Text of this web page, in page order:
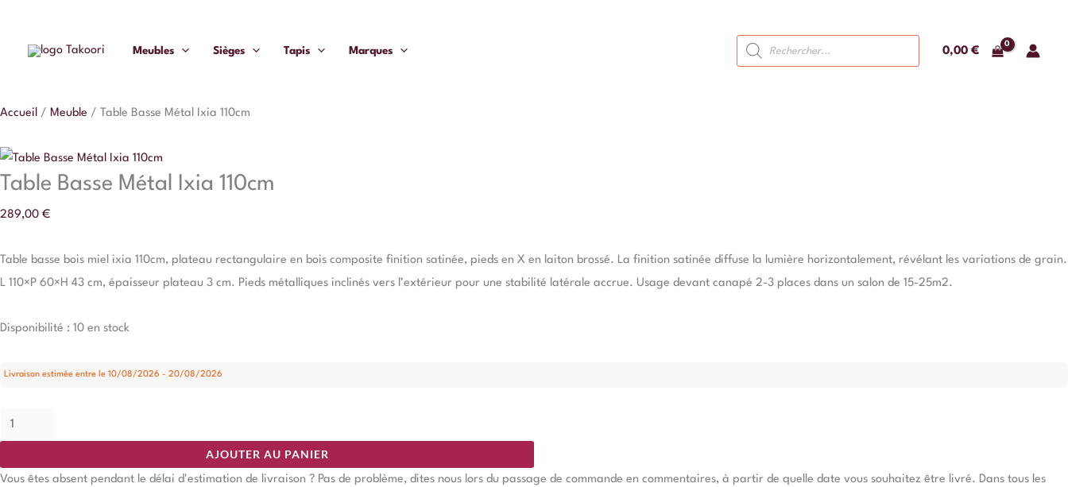
contenu
Meubles Sièges Tapis Marques
Recherche
de
produits
0,00 €
Accueil / Meuble / Table Basse Métal Ixia 110cm
Table Basse Métal Ixia 110cm
289,00 €
Table basse bois miel ixia 110cm, plateau rectangulaire en bois composite finition satinée, pieds en X en laiton brossé. La finition satinée diffuse la lumière horizontalement, révélant les variations de grain.
L 110×P 60×H 43 cm, épaisseur plateau 3 cm. Pieds métalliques inclinés vers l’extérieur pour une stabilité latérale accrue. Usage devant canapé 2-3 places dans un salon de 15-25m2.
Disponibilité : 10 en stock
Livraison estimée entre le 10/08/2026 - 20/08/2026
110cm
AJOUTER AU PANIER
Vous êtes absent pendant le délai d'estimation de livraison ? Pas de problème, dites nous lors du passage de commande en commentaires, à partir de quelle date vous souhaitez être livré. Dans tous les